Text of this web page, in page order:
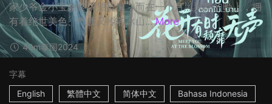
家少爷金小宝始终渴望良缘，而在一个月黑风高的晚上，拥
有着绝世美色、气质又冷若冰山... More
40m泰国2024
字幕
English
繁體中文 简体中文 Bahasa Indonesia